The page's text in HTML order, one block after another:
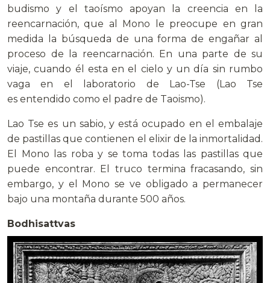
budismo y el taoísmo apoyan la creencia en la
reencarnación, que al Mono le preocupe en gran
medida la búsqueda de una forma de engañar al
proceso de la reencarnación. En una parte de su
viaje, cuando él esta en el cielo y un día sin rumbo
vaga en el laboratorio de Lao-Tse (Lao Tse
es entendido como el padre de Taoismo).
Lao Tse es un sabio, y está ocupado en el embalaje
de pastillas que contienen el elixir de la inmortalidad.
El Mono las roba y se toma todas las pastillas que
puede encontrar. El truco termina fracasando, sin
embargo, y el Mono se ve obligado a permanecer
bajo una montaña durante 500 años.
Bodhisattvas